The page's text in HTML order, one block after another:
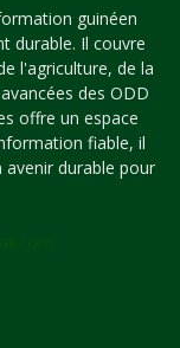
guinéen
durable. Il couvre
l'agriculture, de la
des ODD
offre un espace
fiable, il
durable pour